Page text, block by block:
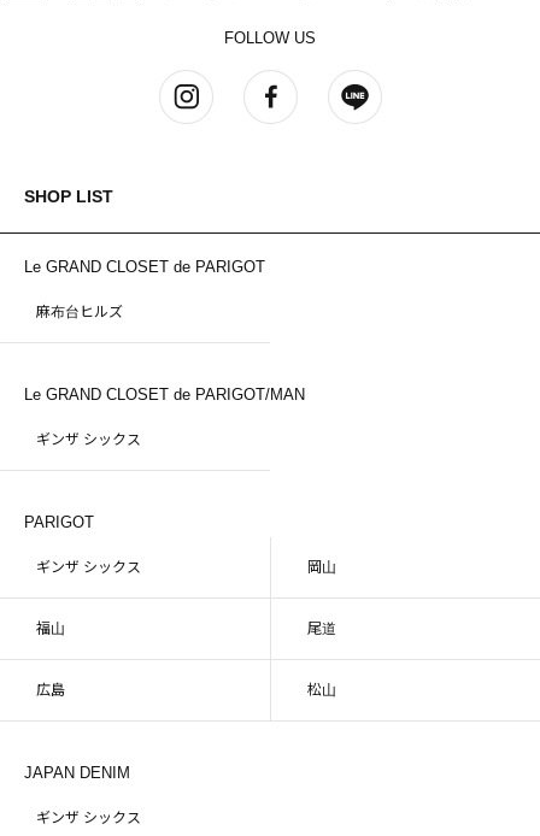
FOLLOW US
SHOP LIST
Le GRAND CLOSET de PARIGOT
麻布台ヒルズ
Le GRAND CLOSET de PARIGOT/MAN
ギンザ シックス
PARIGOT
ギンザ シックス 岡山
福山 尾道
広島 松山
JAPAN DENIM
ギンザ シックス